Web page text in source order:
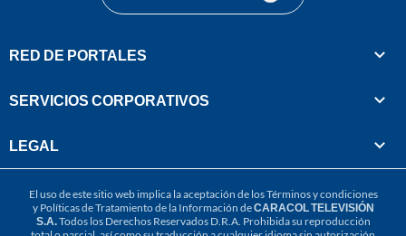
RED DE PORTALES
SERVICIOS CORPORATIVOS
LEGAL
El uso de este sitio web implica la aceptación de losTérminos y condiciones
y Políticas de Tratamiento de la Información deCARACOL TELEVISIÓN
S.A.Todos los Derechos Reservados D.R.A. Prohibida su reproducción